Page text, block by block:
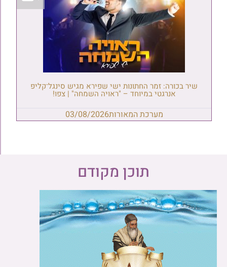
שיר בכורה: זמר החתונות ישי שפירא מגיש סינגל־קליפ
אנרגטי במיוחד – "ראויה השמחה" | צפו!
מערכת המאורות03/08/2026
תוכן מקודם